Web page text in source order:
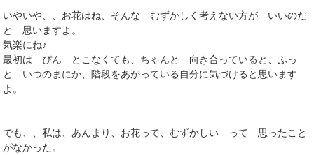
いやいや、、お花はね、そんな むずかしく考えない方が いいのだ
と 思いますよ。
気楽にね♪
最初は ぴん とこなくても、ちゃんと 向き合っていると、ふっ
と いつのまにか、階段をあがっている自分に気づけると思います
よ。
でも、、私は、あんまり、お花って、むずかしい って 思ったこと
がなかった。